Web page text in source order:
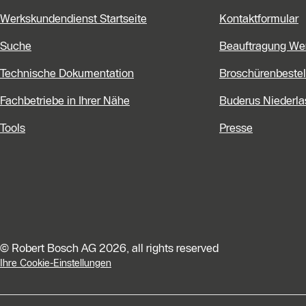
Werkskundendienst Startseite
Suche
Technische Dokumentation
Fachbetriebe in Ihrer Nähe
Tools
Kontaktformular
Beauftragung
Buderus
Presse
© Robert Bosch AG 2026, all rights reserved
Ihre Cookie-Einstellungen